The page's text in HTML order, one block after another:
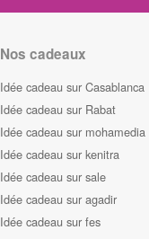
Nos cadeaux
Idée cadeau sur Casablanca
Idée cadeau sur Rabat
Idée cadeau sur mohamedia
Idée cadeau sur kenitra
Idée cadeau sur sale
Idée cadeau sur agadir
Idée cadeau sur fes